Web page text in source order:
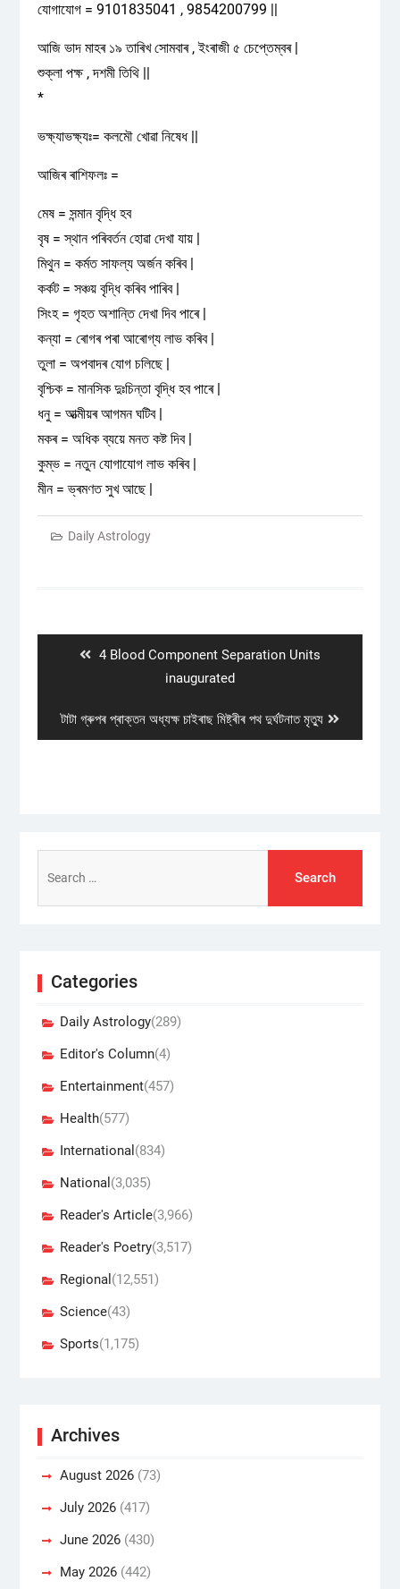
যোগাযোগ = 9101835041 , 9854200799 ||
আজি ভাদ মাহৰ ১৯ তাৰিখ সোমবাৰ , ইংৰাজী ৫ চেপ্তেম্বৰ |
শুক্লা পক্ষ , দশমী তিথি ||
*
ভক্ষ্যাভক্ষ্যঃ= কলমৌ খোৱা নিষেধ ||
আজিৰ ৰাশিফলঃ =
মেষ = সন্মান বৃদ্ধি হব
বৃষ = স্থান পৰিবৰ্তন হোৱা দেখা যায় |
মিথুন = কৰ্মত সাফল্য অৰ্জন কৰিব |
কৰ্কট = সঞ্চয় বৃদ্ধি কৰিব পাৰিব |
সিংহ = গৃহত অশান্তি দেখা দিব পাৰে |
কন্যা = ৰোগৰ পৰা আৰোগ্য লাভ কৰিব |
তুলা = অপবাদৰ যোগ চলিছে |
বৃশ্চিক = মানসিক দুঃচিন্তা বৃদ্ধি হব পাৰে |
ধনু = আত্মীয়ৰ আগমন ঘটিব |
মকৰ = অধিক ব্যয়ে মনত কষ্ট দিব |
কুম্ভ = নতুন যোগাযোগ লাভ কৰিব |
মীন = ভ্ৰমণত সুখ আছে |
Daily Astrology
Previous
4 Blood Component Separation Units
inaugurated
Next
post:
টাটা গ্ৰুপৰ প্ৰাক্তন অধ্যক্ষ চাইৰাছ মিষ্ট্ৰীৰ পথ দুৰ্ঘটনাত মৃত্যু
for:
Categories
Daily Astrology(289)
Editor's Column(4)
Entertainment(457)
Health(577)
International (834)
National (3,035)
Reader's Article(3,966)
Reader's Poetry(3,517)
Regional (12,551)
Science(43)
Sports(1,175)
Archives
August 2026(73)
July 2026(417)
June 2026(430)
May 2026(442)